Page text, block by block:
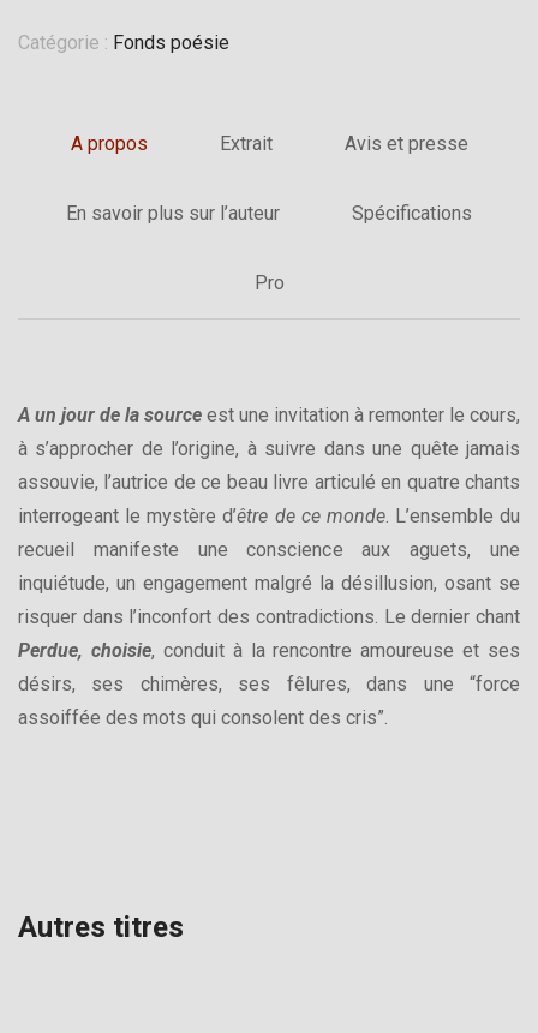
Catégorie : Fonds poésie
A propos Extrait Avis et presse
En savoir plus sur l’auteur Spécifications
Pro
A un jour de la source est une invitation à remonter le cours,
à s’approcher de l’origine, à suivre dans une quête jamais
assouvie, l’autrice de ce beau livre articulé en quatre chants
interrogeant le mystère d’être de ce monde. L’ensemble du
recueil manifeste une conscience aux aguets, une
inquiétude, un engagement malgré la désillusion, osant se
risquer dans l’inconfort des contradictions. Le dernier chant
Perdue, choisie, conduit à la rencontre amoureuse et ses
désirs, ses chimères, ses fêlures, dans une “force
assoiffée des mots qui consolent des cris”.
Autres titres